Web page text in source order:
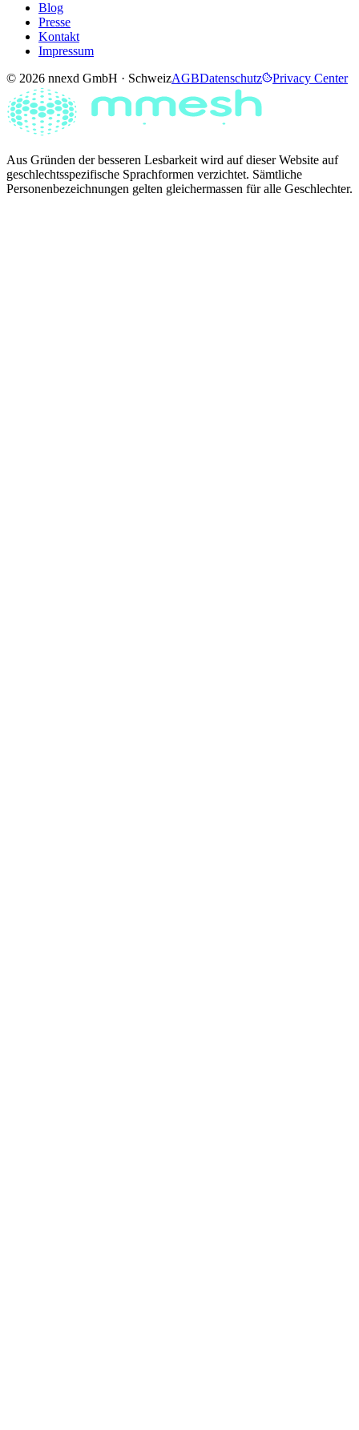
Blog
Presse
Kontakt
Impressum
© 2026 nnexd GmbH · SchweizAGBDatenschutz Privacy Center
Aus Gründen der besseren Lesbarkeit wird auf dieser Website auf
geschlechtsspezifische Sprachformen verzichtet. Sämtliche
Personenbezeichnungen gelten gleichermassen für alle Geschlechter.